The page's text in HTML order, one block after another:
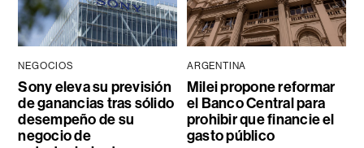
NEGOCIOS
Sony eleva su previsión
de ganancias tras sólido
desempeño de su
negocio de
ARGENTINA
Milei propone reformar
el Banco Central para
prohibir que financie el
gasto público